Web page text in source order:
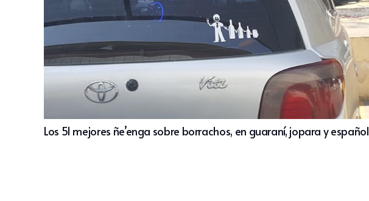
Los 51 mejores ñe’enga sobre borrachos, en guaraní, jopara y español